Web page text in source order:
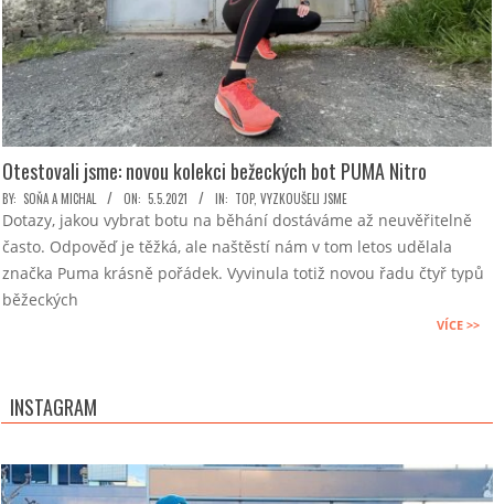
Otestovali jsme: novou kolekci bežeckých bot PUMA Nitro
2021-
05-
05
BY: SOŇA A MICHAL ON: 5.5.2021 IN: TOP, VYZKOUŠELI JSME
Dotazy, jakou vybrat botu na běhání dostáváme až neuvěřitelně
často. Odpověď je těžká, ale naštěstí nám v tom letos udělala
značka Puma krásně pořádek. Vyvinula totiž novou řadu čtyř typů
běžeckých
VÍCE >>
INSTAGRAM